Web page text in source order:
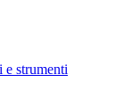
e strumenti